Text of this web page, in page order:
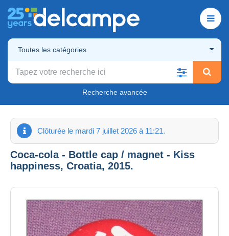
Toutes les catégories
Recherche avancée
Clôturée le mardi 7 juillet 2026 à 11:21.
Coca-cola - Bottle cap / magnet - Kiss
happiness, Croatia, 2015.